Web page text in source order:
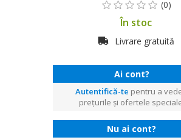
În stoc
Livrare gratuită
Ai cont?
Autentifică-te pentru a
prețurile și ofertele
Nu ai cont?